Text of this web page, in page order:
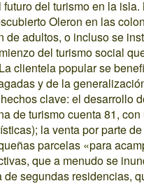
del turismo en la
Oleron en las
de adultos, o incluso se
del turismo social
clientela popular se
y de la
clave: el desarrollo
de turismo cuenta 81,
la venta por parte
parcelas «para
que a menudo se
de segundas residencias,